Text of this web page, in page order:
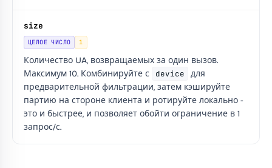
size
ЦЕЛОЕ ЧИСЛО 1
Количество UA, возвращаемых за один вызов.
Максимум 10. Комбинируйте с
device
для
предварительной фильтрации, затем кэшируйте
партию на стороне клиента и ротируйте локально -
это и быстрее, и позволяет обойти ограничение в 1
запрос/с.